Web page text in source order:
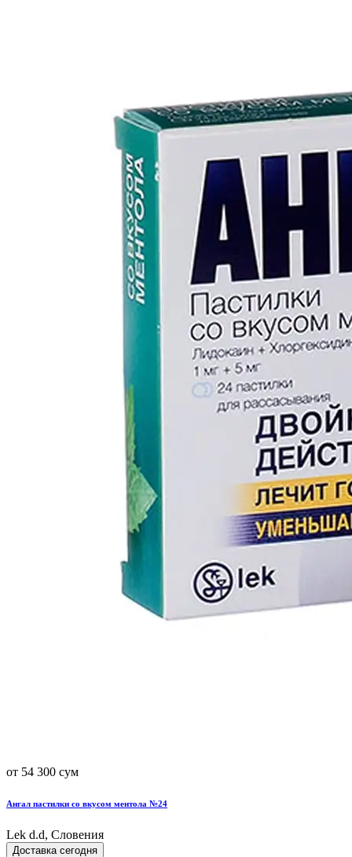
от 54 300 сум
Ангал пастилки со вкусом ментола №24
Lek d.d, Словения
Доставка сегодня